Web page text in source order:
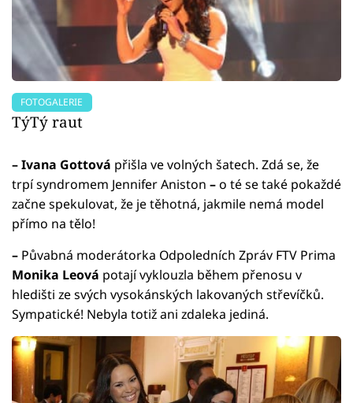
FOTOGALERIE
TýTý raut
–Ivana Gottová přišla ve volných šatech. Zdá se, že
trpí syndromem Jennifer Aniston –o té se také pokaždé
začne spekulovat, že je těhotná, jakmile nemá model
přímo na tělo!
– Půvabná moderátorka Odpoledních Zpráv FTV Prima
Monika Leová potají vyklouzla během přenosu v
hledišti ze svých vysokánských lakovaných střevíčků.
Sympatické! Nebyla totiž ani zdaleka jediná.